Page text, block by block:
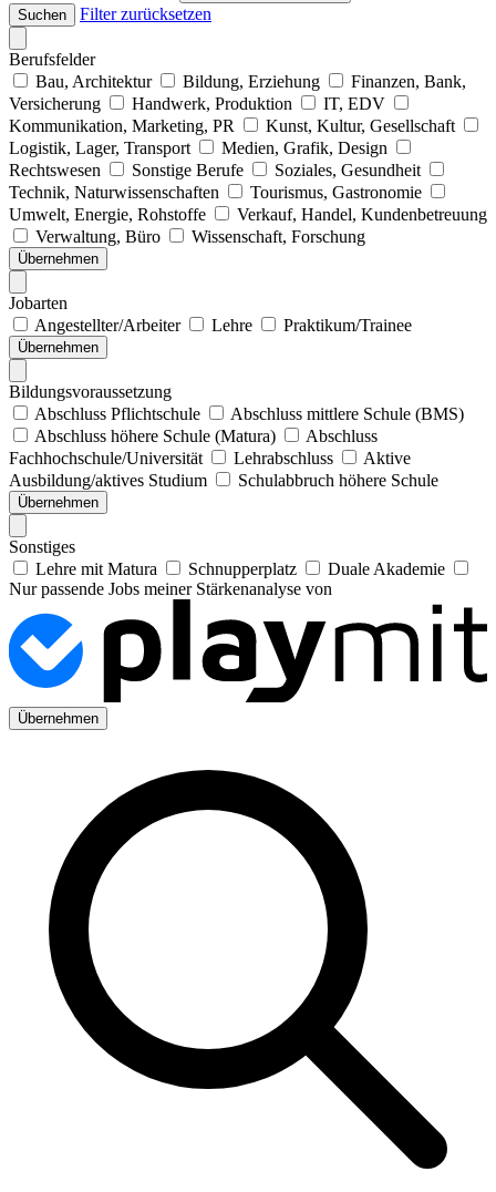
Suchen Filter zurücksetzen
Berufsfelder
Bau, Architektur
Bildung, Erziehung
Finanzen, Bank,
Versicherung
Handwerk, Produktion
IT, EDV
Kommunikation, Marketing, PR
Kunst, Kultur, Gesellschaft
Logistik, Lager, Transport
Medien, Grafik, Design
Rechtswesen
Sonstige Berufe
Soziales, Gesundheit
Technik, Naturwissenschaften
Tourismus, Gastronomie
Umwelt, Energie, Rohstoffe
Verkauf, Handel, Kundenbetreuung
Verwaltung, Büro
Wissenschaft, Forschung
Übernehmen
Jobarten
Angestellter/Arbeiter
Lehre Praktikum/Trainee
Übernehmen
Bildungsvoraussetzung
Abschluss Pflichtschule
Abschluss mittlere Schule (BMS)
Abschluss höhere Schule (Matura)
Abschluss
Fachhochschule/Universität
Lehrabschluss
Aktive
Ausbildung/aktives Studium
Schulabbruch höhere Schule
Übernehmen
Sonstiges
Lehre mit Matura
Schnupperplatz
Duale Akademie
Nur passende Jobs meiner Stärkenanalyse von
Übernehmen